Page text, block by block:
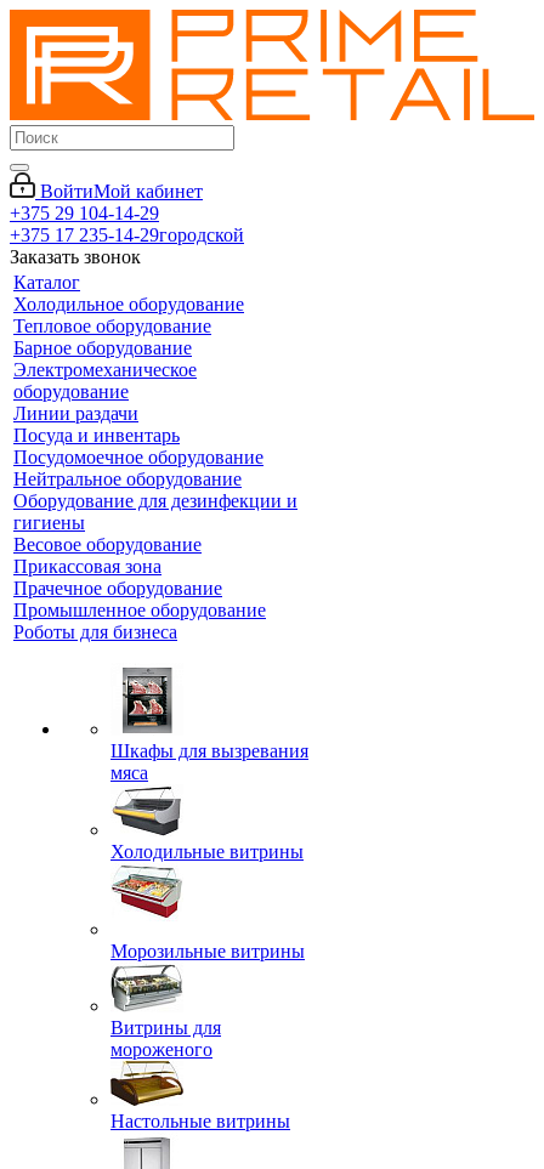
ВойтиМой кабинет
+375 29 104-14-29
+375 17 235-14-29городской
Заказать звонок
Каталог
Холодильное оборудование
Тепловое оборудование
Барное оборудование
Электромеханическое
оборудование
Линии раздачи
Посуда и инвентарь
Посудомоечное оборудование
Нейтральное оборудование
Оборудование для дезинфекции и
гигиены
Весовое оборудование
Прикассовая зона
Прачечное оборудование
Промышленное оборудование
Роботы для бизнеса
Шкафы для вызревания
мяса
Холодильные витрины
Морозильные витрины
Витрины для
мороженого
Настольные витрины